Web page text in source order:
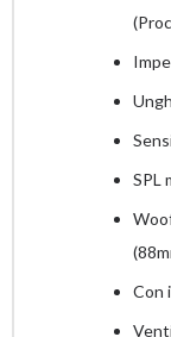
SPL
Con